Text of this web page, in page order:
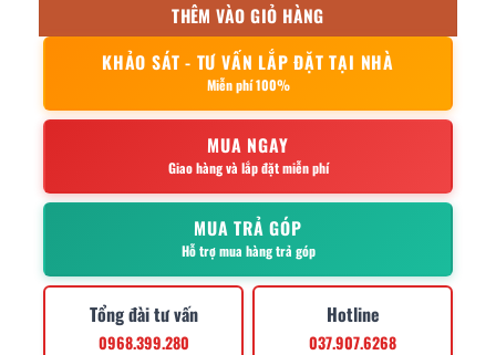
THÊM VÀO GIỎ HÀNG
KHẢO SÁT - TƯ VẤN LẮP ĐẶT TẠI NHÀ
Miễn phí 100%
MUA NGAY
Giao hàng và lắp đặt miễn phí
MUA TRẢ GÓP
Hỗ trợ mua hàng trả góp
Tổng đài tư vấn
0968.399.280
Hotline
037.907.6268